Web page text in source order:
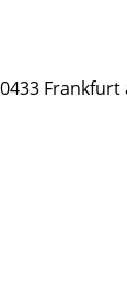
Frankfurt